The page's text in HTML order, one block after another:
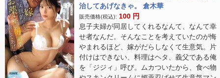
治してあげなきゃ。 倉木華
販売価格(税込): 100 円
息子夫婦が同居してくれるなんて、なんて幸
せ者なんだ。そんなことを考えていたのが悔
やまれるほど、嫁がだらしなくて生意気。片
付けはできない、料理はヘタ、義父である俺
を「ジジィ」呼び。ムカついたから、食べ物